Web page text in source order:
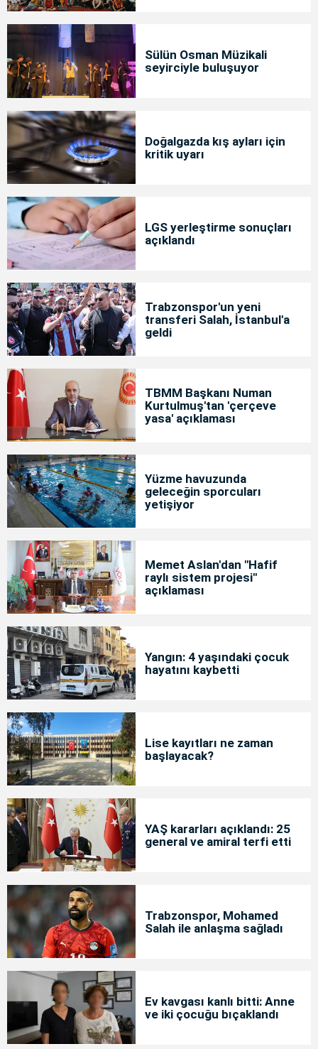
Sülün Osman Müzikali
seyirciyle buluşuyor
Doğalgazda kış ayları için
kritik uyarı
LGS yerleştirme sonuçları
açıklandı
Trabzonspor'un yeni
transferi Salah, İstanbul'a
geldi
TBMM Başkanı Numan
Kurtulmuş'tan 'çerçeve
yasa' açıklaması
Yüzme havuzunda
geleceğin sporcuları
yetişiyor
Memet Aslan'dan "Hafif
raylı sistem projesi"
açıklaması
Yangın: 4 yaşındaki çocuk
hayatını kaybetti
Lise kayıtları ne zaman
başlayacak?
YAŞ kararları açıklandı: 25
general ve amiral terfi etti
Trabzonspor, Mohamed
Salah ile anlaşma sağladı
Ev kavgası kanlı bitti: Anne
ve iki çocuğu bıçaklandı